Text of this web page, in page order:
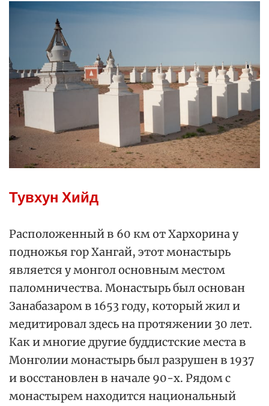
Тувхун Хийд
Расположенный в 60 км от Хархорина у
подножья гор Хангай, этот монастырь
является у монгол основным местом
паломничества. Монастырь был основан
Занабазаром в 1653 году, который жил и
медитировал здесь на протяжении 30 лет.
Как и многие другие буддистские места в
Монголии монастырь был разрушен в 1937
и восстановлен в начале 90-х. Рядом с
монастырем находится национальный